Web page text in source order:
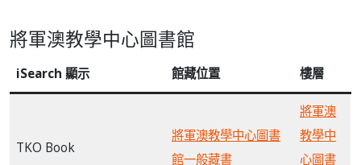
將軍澳教學中心圖書館
iSearch 顯示 館藏位置 樓層
TKO Book
將軍澳教學中心圖書
館一般藏書
將軍澳
教學中
心圖書